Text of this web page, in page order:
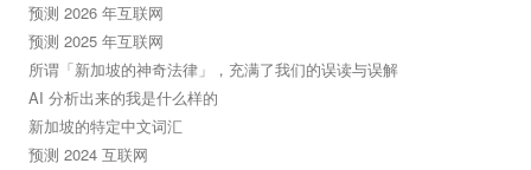
预测 2026 年互联网
预测 2025 年互联网
所谓「新加坡的神奇法律」，充满了我们的误读与误解
AI 分析出来的我是什么样的
新加坡的特定中文词汇
预测 2024 互联网